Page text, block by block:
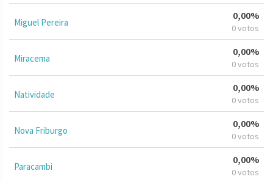
Miguel Pereira
0,00%
0 votos
Miracema
0,00%
0 votos
Natividade
0,00%
0 votos
Nova Friburgo
0,00%
0 votos
Paracambi
0,00%
0 votos